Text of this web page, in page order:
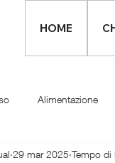
HOME
Alimentazione
Infortuni
29 mar 2025 Tempo di